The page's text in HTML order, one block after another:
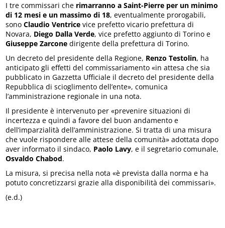
I tre commissari che rimarranno a Saint-Pierre per un minimo
di 12 mesi e un massimo di 18, eventualmente prorogabili,
sono Claudio Ventrice vice prefetto vicario prefettura di
Novara, Diego Dalla Verde, vice prefetto aggiunto di Torino e
Giuseppe Zarcone dirigente della prefettura di Torino.
Un decreto del presidente della Regione, Renzo Testolin, ha
anticipato gli effetti del commissariamento «in attesa che sia
pubblicato in Gazzetta Ufficiale il decreto del presidente della
Repubblica di scioglimento dell’ente», comunica
l’amministrazione regionale in una nota.
Il presidente è intervenuto per «prevenire situazioni di
incertezza e quindi a favore del buon andamento e
dell’imparzialità dell’amministrazione. Si tratta di una misura
che vuole rispondere alle attese della comunità» adottata dopo
aver informato il sindaco, Paolo Lavy, e il segretario comunale,
Osvaldo Chabod.
La misura, si precisa nella nota «è prevista dalla norma e ha
potuto concretizzarsi grazie alla disponibilità dei commissari».
(e.d.)